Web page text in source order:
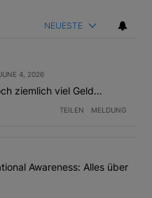
NEUESTE
4, 2026
ziemlich viel Geld…
TEILEN MELDUNG
meisten kommentierten
Calls bei Situational
Awareness: Alles über